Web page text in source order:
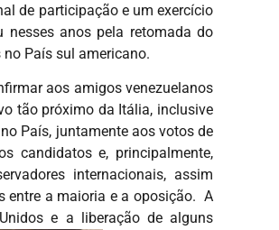
de participação e um exercício
nesses anos pela retomada do
País sul americano.
aos amigos venezuelanos
tão próximo da Itália, inclusive
País, juntamente aos votos de
candidatos e, principalmente,
internacionais, assim
entre a maioria e a oposição. A
e a liberação de alguns